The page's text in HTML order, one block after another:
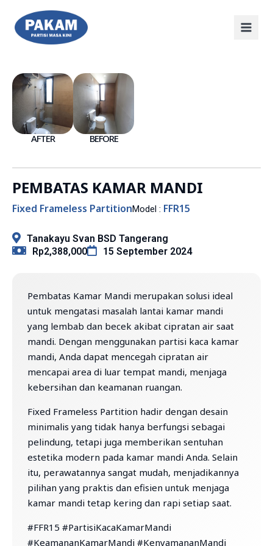
AFTER BEFORE
PEMBATAS KAMAR MANDI
Fixed Frameless PartitionModel : FFR15
Tanakayu Svan BSD Tangerang
Rp2,388,000
15 September 2024
Pembatas Kamar Mandi merupakan solusi ideal
untuk mengatasi masalah lantai kamar mandi
yang lembab dan becek akibat cipratan air saat
mandi. Dengan menggunakan partisi kaca kamar
mandi, Anda dapat mencegah cipratan air
mencapai area di luar tempat mandi, menjaga
kebersihan dan keamanan ruangan.
Fixed Frameless Partition hadir dengan desain
minimalis yang tidak hanya berfungsi sebagai
pelindung, tetapi juga memberikan sentuhan
estetika modern pada kamar mandi Anda. Selain
itu, perawatannya sangat mudah, menjadikannya
pilihan yang praktis dan efisien untuk menjaga
kamar mandi tetap kering dan rapi setiap saat.
#FFR15 #PartisiKacaKamarMandi
#KeamananKamarMandi #KenyamananMandi